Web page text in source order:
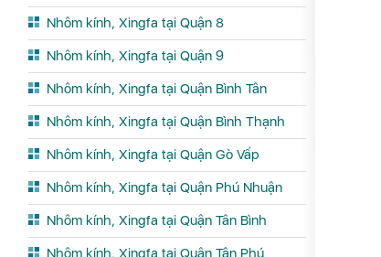
Nhôm kính, Xingfa tại Quận 8
Nhôm kính, Xingfa tại Quận 9
Nhôm kính, Xingfa tại Quận Bình Tân
Nhôm kính, Xingfa tại Quận Bình Thạnh
Nhôm kính, Xingfa tại Quận Gò Vấp
Nhôm kính, Xingfa tại Quận Phú Nhuận
Nhôm kính, Xingfa tại Quận Tân Bình
Nhôm kính, Xingfa tại Quận Tân Phú